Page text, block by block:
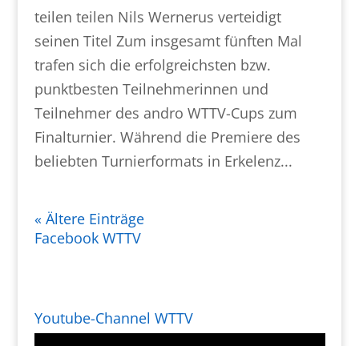
teilen teilen Nils Wernerus verteidigt
seinen Titel Zum insgesamt fünften Mal
trafen sich die erfolgreichsten bzw.
punktbesten Teilnehmerinnen und
Teilnehmer des andro WTTV-Cups zum
Finalturnier. Während die Premiere des
beliebten Turnierformats in Erkelenz...
« Ältere Einträge
Facebook WTTV
Youtube-Channel WTTV